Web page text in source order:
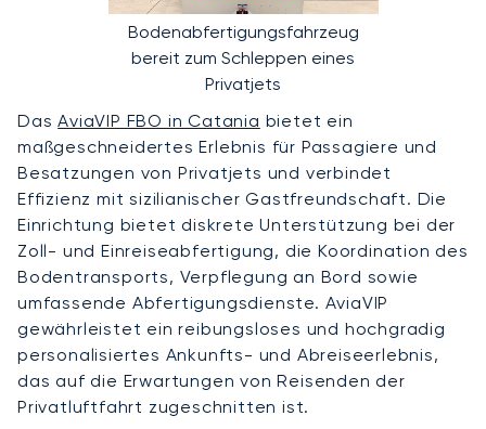
Bodenabfertigungsfahrzeug
bereit zum Schleppen eines
Privatjets
DasAviaVIP FBO in Catania bietet ein
maßgeschneidertes Erlebnis für Passagiere und
Besatzungen von Privatjets und verbindet
Effizienz mit sizilianischer Gastfreundschaft. Die
Einrichtung bietet diskrete Unterstützung bei der
Zoll- und Einreiseabfertigung, die Koordination des
Bodentransports, Verpflegung an Bord sowie
umfassende Abfertigungsdienste. AviaVIP
gewährleistet ein reibungsloses und hochgradig
personalisiertes Ankunfts- und Abreiseerlebnis,
das auf die Erwartungen von Reisenden der
Privatluftfahrt zugeschnitten ist.